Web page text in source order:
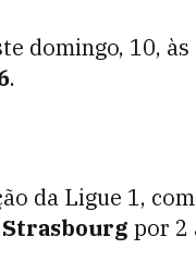
domingo, 10,
.
da Ligue 1,
Strasbourg por 2